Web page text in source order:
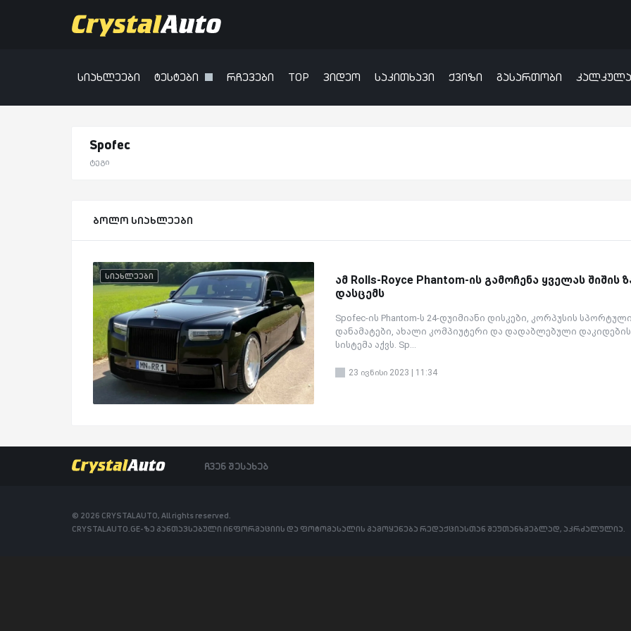
სიახლეები ტესტები რჩევები TOP ვიდეო საკითხავი ქვიზი გასართობი
Spofec
ტეგი
ბოლო სიახლეები
სიახლეები
ამ Rolls-Royce Phantom-ის გამოჩენა ყველას შიშის
დასცემს
Spofec-ის Phantom-ს 24-დუიმიანი დისკები, კორპუსის
დანამატები, ახალი კომპიუტერი და დადაბლებული დაკიდების
სისტემა აქვს. Sp...
23 ივნისი 2023 | 11:34
ჩვენ შესახებ
© 2026 CRYSTALAUTO, All rights reserved.
CRYSTALAUTO.GE-ზე განთავსებული ინფორმაციის და ფოტომასალის გამოყენება რედაქციასთან შეუთანხმებლად, აკრძალულია.